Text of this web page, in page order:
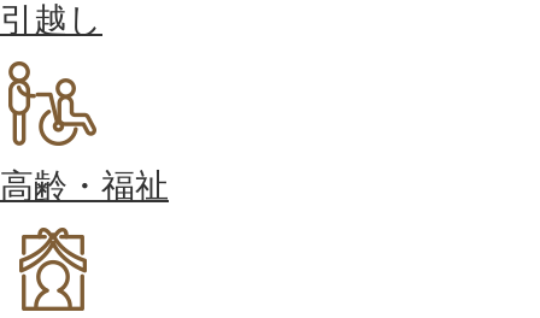
引越し
高齢・福祉